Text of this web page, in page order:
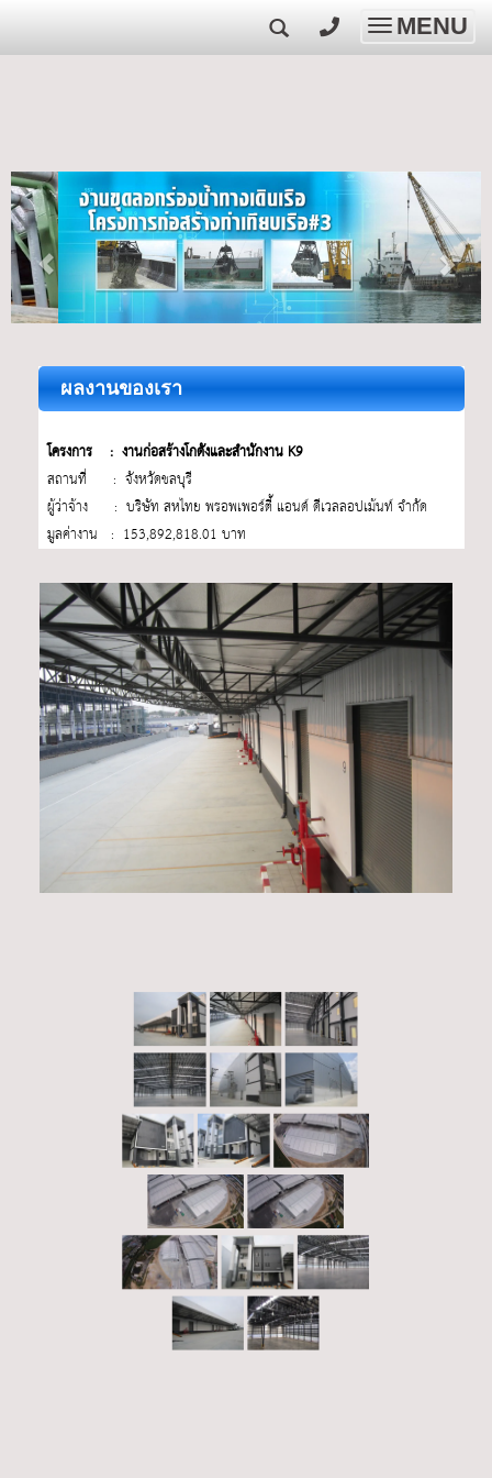
Toggle
MENU
ผลงานของเรา
โครงการ : งานก่อสร้างโกดังและสำนักงาน K9
สถานที่ : จังหวัดชลบุรี
ผู้ว่าจ้าง : บริษัท สหไทย พรอพเพอร์ตี้ แอนด์ ดีเวลลอปเม้นท์ จำกัด
มูลค่างาน : 153,892,818.01 บาท